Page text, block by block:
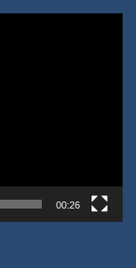
00:26